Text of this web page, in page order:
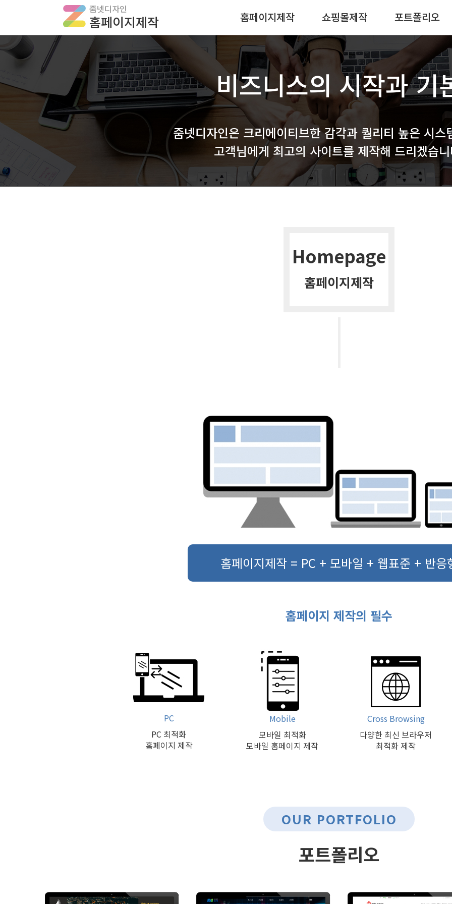
줌넷디자인
홈페이지제작 홈페이지제작 쇼핑몰제작 포트폴리오
비즈니스의 시작과 기
줌넷디자인은 크리에이티브한 감각과 퀄리티 높은 시스
고객님에게 최고의 사이트를 제작해 드리겠습
Homepage
홈페이지제작
홈페이지제작 = PC + 모바일 + 웹표준 + 반응
홈페이지 제작의 필수
PC
PC 최적화
홈페이지 제작
Mobile
모바일 최적화
모바일 홈페이지 제작
Cross Browsing
다양한 최신 브라우저
최적화 제작
OUR PORTFOLIO
포트폴리오